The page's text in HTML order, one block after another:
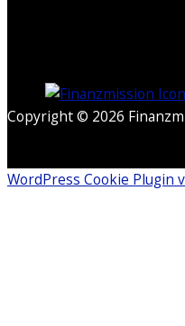
Copyright © 2026
WordPress Cookie Plugin